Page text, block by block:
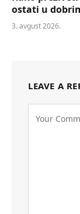
ostati u
3. avgust 2026.
LEAVE A